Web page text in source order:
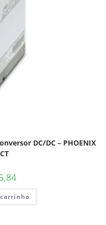
DC/DC – PHOENIX